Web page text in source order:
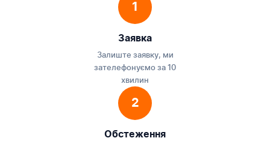
1
Заявка
Залиште заявку, ми
зателефонуємо за 10
хвилин
2
Обстеження